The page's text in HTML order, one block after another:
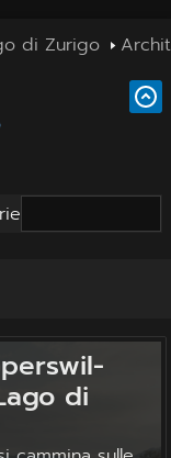
di Zurigo
di